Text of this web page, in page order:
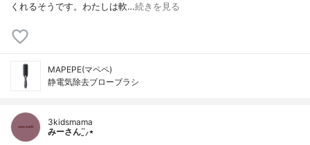
くれるそうです。わたしは軟…続きを見る
MAPEPE(マペペ)
静電気除去ブローブラシ
3kidsmama
みーさん¨̮⸝⋆